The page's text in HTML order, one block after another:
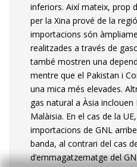
inferiors. Així mateix, prop
per la Xina prové de la
importa­cions són
realitzades a través de
també mostren una
mentre que el Pakistan i
una mica més elevades.
gas natural a Àsia inclouen
Malàisia. En el cas de la
importacions de GNL
banda, al contrari del cas
d’emmagatzematge del